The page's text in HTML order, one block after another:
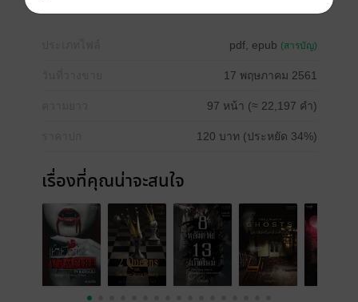
pdf, epub (สารบัญ)
17 พฤษภาคม 2561
97 หน้า (≈ 22,197 คำ)
120 บาท (ประหยัด 34%)
เรื่องที่คุณน่าจะสนใจ